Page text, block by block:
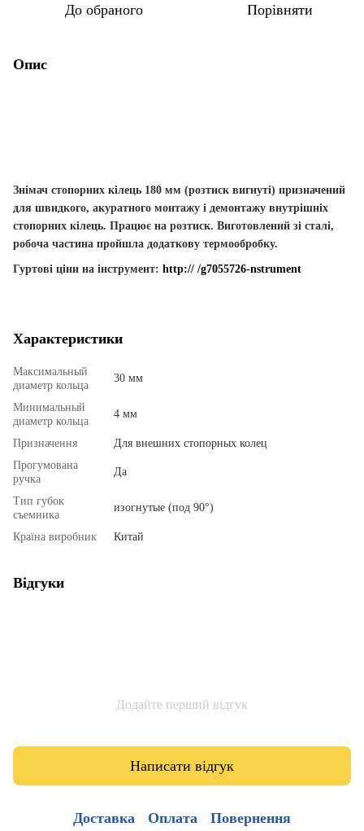
До обраного Порівняти
Опис
Знімач стопорних кілець 180 мм (розтиск вигнуті) призначений
для швидкого, акуратного монтажу і демонтажу внутрішніх
стопорних кілець. Працює на розтиск. Виготовлений зі сталі,
робоча частина пройшла додаткову термообробку.
Гуртові ціни на інструмент: http:// /g7055726-nstrument
Характеристики
Максимальный
диаметр кольца
30 мм
Минимальный
диаметр кольца
4 мм
Призначення
Для внешних стопорных колец
Прогумована
ручка
Да
Тип губок
съемника
изогнутые (под 90°)
Країна виробник Китай
Відгуки
Додайте перший відгук
Написати відгук
Доставка Оплата Повернення